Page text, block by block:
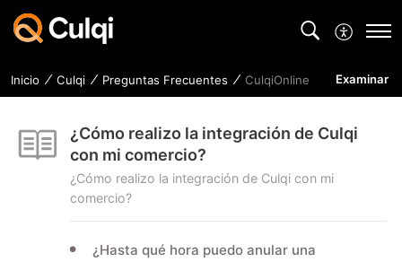
Inicio Culqi Preguntas Frecuentes CulqiOnline Examinar
¿Cómo realizo la integración de Culqi
con mi comercio?
¿Cómo realizo la integración de Culqi con mi
comercio?
¿Hasta qué hora puedo anular una